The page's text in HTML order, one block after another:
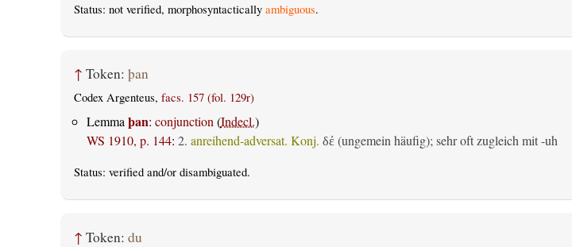
Status: not verified, morphosyntactically ambiguous.
↑ Token: þan
Codex Argenteus, facs. 157 (fol. 129r)
Lemma þan: conjunction (Indecl.)
WS 1910, p. 144: 2. anreihend-adversat. Konj. δέ (ungemein häufig); sehr oft zugleich mit -uh
Status: verifiedand/or disambiguated.
↑ Token: du